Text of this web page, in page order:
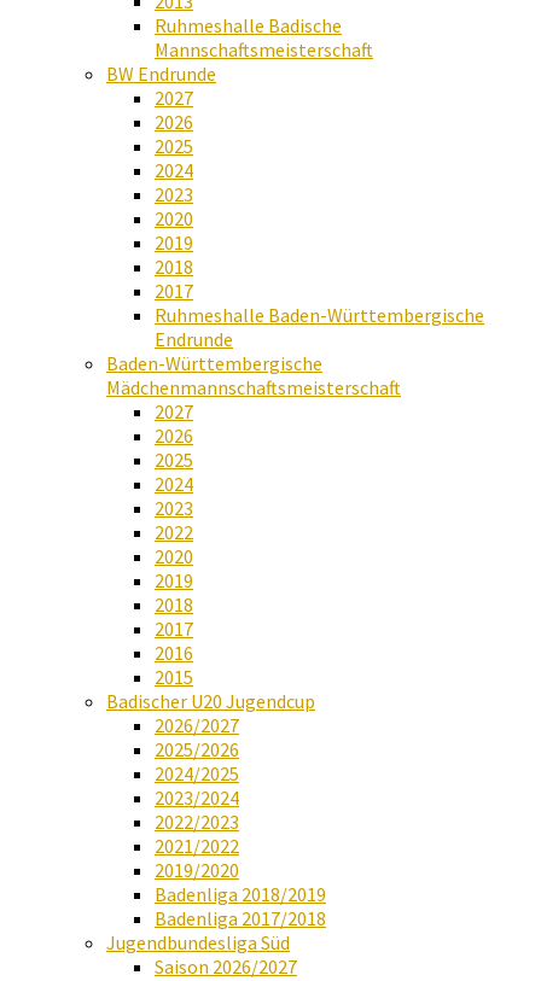
Ruhmeshalle Badische
Mannschaftsmeisterschaft
BW Endrunde
2027
2026
2025
2024
2023
2020
2019
2018
2017
Ruhmeshalle Baden-Württembergische
Endrunde
Baden-Württembergische
Mädchenmannschaftsmeisterschaft
2027
2026
2025
2024
2023
2022
2020
2019
2018
2017
2016
2015
Badischer U20 Jugendcup
2026/2027
2025/2026
2024/2025
2023/2024
2022/2023
2021/2022
2019/2020
Badenliga 2018/2019
Badenliga 2017/2018
Jugendbundesliga Süd
Saison 2026/2027